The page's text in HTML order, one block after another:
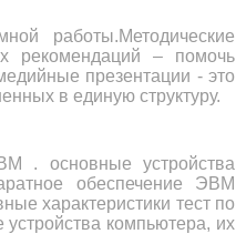
работы.Методические
рекомендаций – помочь
презентации - это
в единую структуру.
. основные устройства
обеспечение ЭВМ
характеристики тест по
компьютера, их